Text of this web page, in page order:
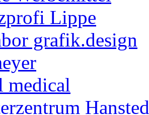
Lippe
grafik.design
medical